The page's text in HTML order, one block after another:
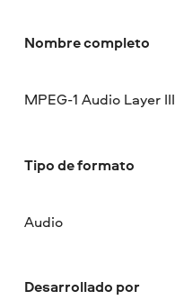
Nombre completo
MPEG-1 Audio Layer III
Tipo de formato
Audio
Desarrollado por